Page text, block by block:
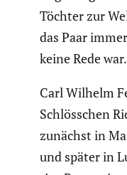
Töchter zur
das Paar
keine Rede
Carl Wilhelm
Schlöss­chen
zunächst in
und später in